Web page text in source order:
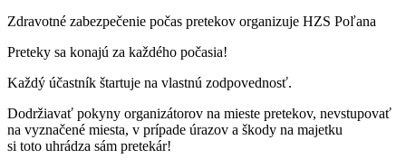
Zdravotné zabezpečenie počas pretekov organizuje HZS Poľana
Preteky sa konajú za každého počasia!
Každý účastník štartuje na vlastnú zodpovednosť.
Dodržiavať pokyny organizátorov na mieste pretekov, nevstupovať
na vyznačené miesta, v prípade úrazov a škody na majetku
si toto uhrádza sám pretekár!